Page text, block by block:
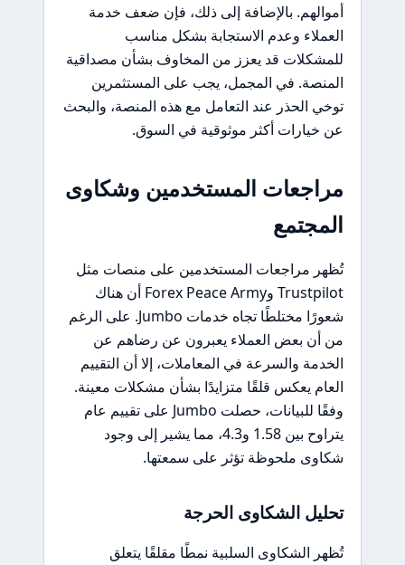
أموالهم. بالإضافة إلى ذلك، فإن ضعف خدمة
العملاء وعدم الاستجابة بشكل مناسب
للمشكلات قد يعزز من المخاوف بشأن مصداقية
المنصة. في المجمل، يجب على المستثمرين
توخي الحذر عند التعامل مع هذه المنصة، والبحث
عن خيارات أكثر موثوقية في السوق.
مراجعات المستخدمين وشكاوى
المجتمع
تُظهر مراجعات المستخدمين على منصات مثل
Trustpilot وForex Peace Army أن هناك
شعورًا مختلطًا تجاه خدمات Jumbo. على الرغم
من أن بعض العملاء يعبرون عن رضاهم عن
الخدمة والسرعة في المعاملات، إلا أن التقييم
العام يعكس قلقًا متزايدًا بشأن مشكلات معينة.
وفقًا للبيانات، حصلت Jumbo على تقييم عام
يتراوح بين 1.58 و4.3، مما يشير إلى وجود
شكاوى ملحوظة تؤثر على سمعتها.
تحليل الشكاوى الحرجة
تُظهر الشكاوى السلبية نمطًا مقلقًا يتعلق